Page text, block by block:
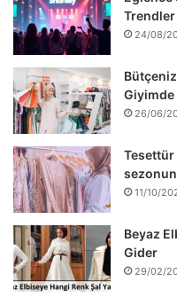
Trendler
24/08/
Giyimde
26/06/
11/10/
Beyaz
Gider
29/02/